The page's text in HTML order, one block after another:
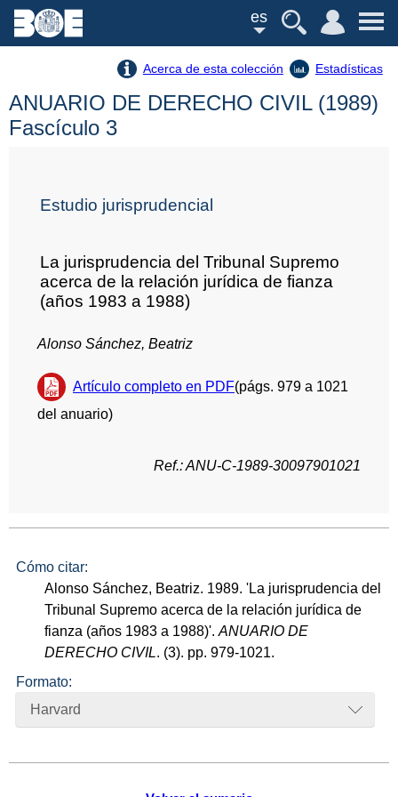
es
Acerca de esta colección Estadísticas
ANUARIO DE DERECHO CIVIL (1989)
Fascículo 3
Estudio jurisprudencial
La jurisprudencia del Tribunal Supremo
acerca de la relación jurídica de fianza
(años 1983 a 1988)
Alonso Sánchez, Beatriz
Artículo completo en PDF(págs. 979 a 1021
del anuario)
Ref.: ANU-C-1989-30097901021
Cómo citar:
Alonso Sánchez, Beatriz. 1989. 'La jurisprudencia del
Tribunal Supremo acerca de la relación jurídica de
fianza (años 1983 a 1988)'.ANUARIO DE
DERECHO CIVIL. (3). pp. 979-1021.
Formato:
Harvard